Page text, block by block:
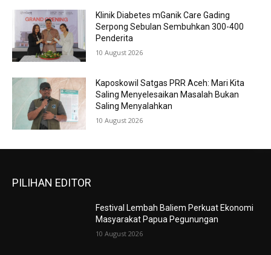
Klinik Diabetes mGanik Care Gading
Serpong Sebulan Sembuhkan 300-400
Penderita
10 August 2026
Kaposkowil Satgas PRR Aceh: Mari Kita
Saling Menyelesaikan Masalah Bukan
Saling Menyalahkan
10 August 2026
PILIHAN EDITOR
Festival Lembah Baliem Perkuat Ekonomi
Masyarakat Papua Pegunungan
10 August 2026